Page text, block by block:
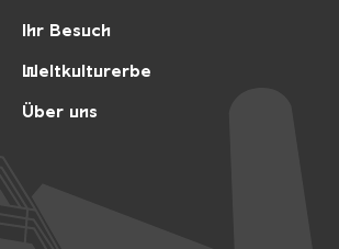
Ihr Besuch
Weltkulturerbe
Über uns